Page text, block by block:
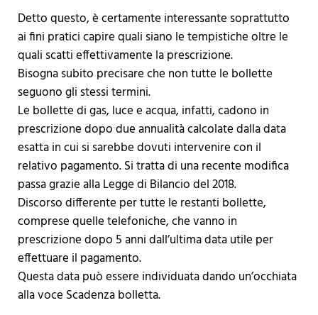
Detto questo, è certamente interessante soprattutto
ai fini pratici capire quali siano le tempistiche oltre le
quali scatti effettivamente la prescrizione.
Bisogna subito precisare che non tutte le bollette
seguono gli stessi termini.
Le bollette di gas, luce e acqua, infatti, cadono in
prescrizione dopo due annualità calcolate dalla data
esatta in cui si sarebbe dovuti intervenire con il
relativo pagamento. Si tratta di una recente modifica
passa grazie alla Legge di Bilancio del 2018.
Discorso differente per tutte le restanti bollette,
comprese quelle telefoniche, che vanno in
prescrizione dopo 5 anni dall’ultima data utile per
effettuare il pagamento.
Questa data può essere individuata dando un’occhiata
alla voce Scadenza bolletta.